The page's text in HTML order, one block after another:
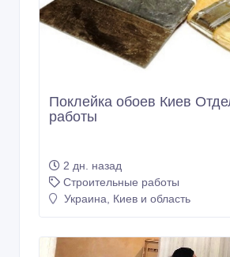
Поклейка обоев Киев
работы
2 дн. назад
Строительные работы
Украина, Киев и область